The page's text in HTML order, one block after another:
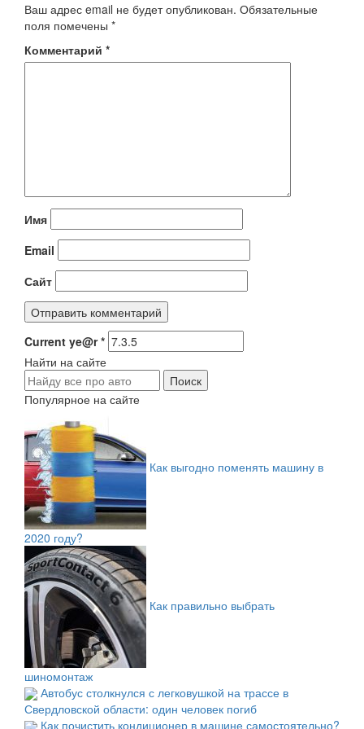
Ваш адрес email не будет опубликован. Обязательные
поля помечены *
Комментарий *
Имя
Email
Сайт
Current ye@r*
Найти на сайте
Популярное на сайте
Как выгодно поменять машину в
2020 году?
Как правильно выбрать
шиномонтаж
Автобус столкнулся с легковушкой на трассе в
Свердловской области: один человек погиб
Как почистить кондиционер в машине самостоятельно?